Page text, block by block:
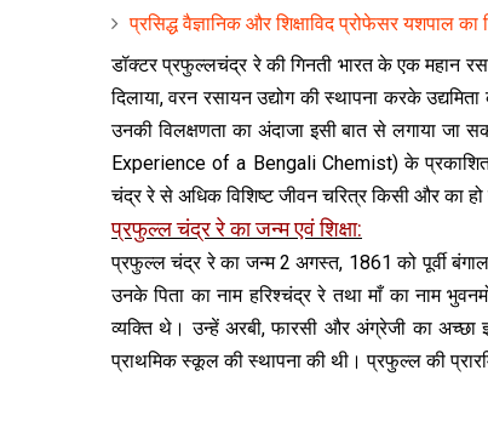
प्रसिद्ध वैज्ञानिक और शिक्षाविद प्रोफेसर यशपाल का
डॉक्टर प्रफुल्लचंद्र रे की गिनती भारत के एक महान
दिलाया, वरन रसायन उद्योग की स्‍थापना करके
उनकी विलक्षणता का अंदाजा इसी बात से लगाया
Experience of a Bengali Chemist) के प्रकाशित
चंद्र रे से अधिक विशिष्ट जीवन चरित्र किसी और का हो
प्रफुल्ल चंद्र रे का जन्‍म एवं शिक्षा:
प्रफुल्ल चंद्र रे का जन्म 2 अगस्त, 1861 को पूर्वी
उनके पिता का नाम हरिश्‍चंद्र रे तथा माँ का नाम
व्‍यक्ति थे। उन्‍हें अरबी, फारसी और अंग्रेजी का अच्‍छा
प्राथमिक स्‍कूल की स्‍थापना की थी। प्रफुल्‍ल की